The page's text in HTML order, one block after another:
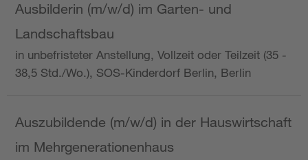
Ausbilderin (m/w/d) im Garten- und
Landschaftsbau
in unbefristeter Anstellung, Vollzeit oder Teilzeit (35 -
38,5 Std./Wo.), SOS-Kinderdorf Berlin, Berlin
Auszubildende (m/w/d) in der Hauswirtschaft
im Mehrgenerationenhaus